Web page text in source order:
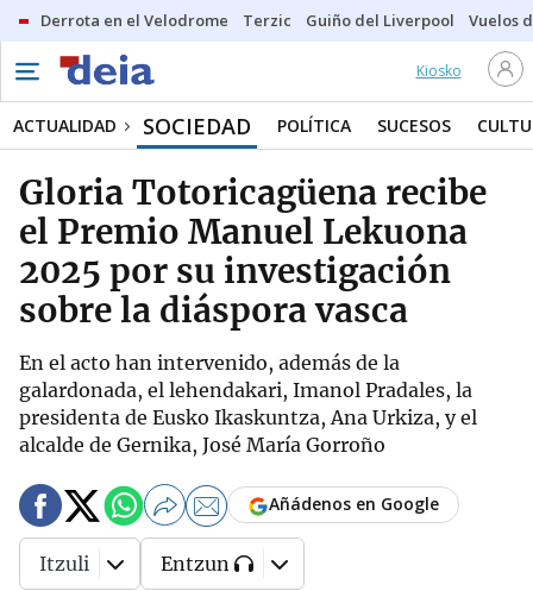
Derrota en el Velodrome Terzic Guiño del Liverpool Vuelos
Kiosko
ACTUALIDAD SOCIEDAD POLÍTICA SUCESOS
Gloria Totoricagüena recibe
el Premio Manuel Lekuona
2025 por su investigación
sobre la diáspora vasca
En el acto han intervenido, además de la
galardonada, el lehendakari, Imanol Pradales, la
presidenta de Eusko Ikaskuntza, Ana Urkiza, y el
alcalde de Gernika, José María Gorroño
Añádenos en Google
Itzuli Entzun